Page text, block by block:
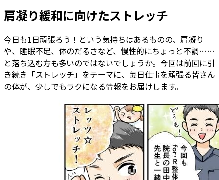
肩凝り緩和に向けたストレッチ
今日も1日頑張ろう！という気持ちはあるものの、肩凝り
や、睡眠不足、体のだるさなど、慢性的にちょっと不調……
と落ち込む方も多いのではないでしょうか。今回は前回に引
き続き「ストレッチ」をテーマに、毎日仕事を頑張る皆さん
の体が、少しでもラクになる情報をお届けします。